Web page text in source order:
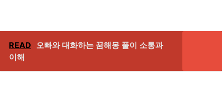
READ 오빠와 대화하는 꿈해몽 풀이 소통과
이해